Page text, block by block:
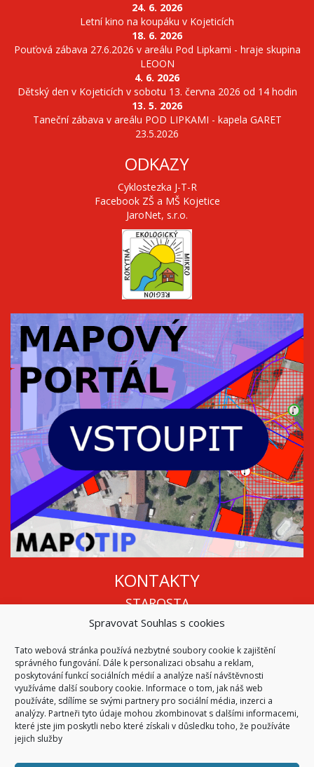
Spravovat Souhlas s cookies
Tato webová stránka používá nezbytné soubory cookie k zajištění
správného fungování. Dále k personalizaci obsahu a reklam,
poskytování funkcí sociálních médií a analýze naší návštěvnosti
využíváme další soubory cookie. Informace o tom, jak náš web
používáte, sdílíme se svými partnery pro sociální média, inzerci a
analýzy. Partneři tyto údaje mohou zkombinovat s dalšími informacemi,
které jste jim poskytli nebo které získali v důsledku toho, že používáte
jejich služby
24. 6. 2026
Letní kino na koupáku v Kojeticích
18. 6. 2026
Pouťová zábava 27.6.2026 v areálu Pod Lipkami - hraje skupina
LEOON
4. 6. 2026
Dětský den v Kojeticích v sobotu 13. června 2026 od 14 hodin
13. 5. 2026
Taneční zábava v areálu POD LIPKAMI - kapela GARET
23.5.2026
ODKAZY
Cyklostezka J-T-R
Facebook ZŠ a MŠ Kojetice
JaroNet, s.r.o.
KONTAKTY
STAROSTA
Mgr. Roman Vala
info@oukojetice.cz
ÚŘEDNÍ HODINY
Po, St: 15:30 - 16:30
Všechny kontakty | Kde nás najdete